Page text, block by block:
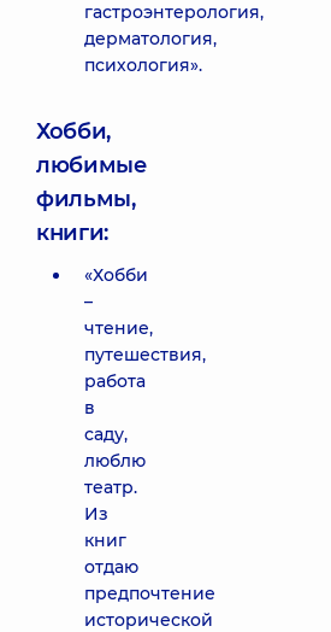
гастроэнтерология,
дерматология,
психология».
Хобби,
любимые
фильмы,
книги:
«Хобби
–
чтение,
путешествия,
работа
в
саду,
люблю
театр.
Из
книг
отдаю
предпочтение
исторической